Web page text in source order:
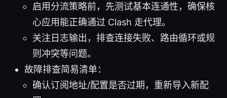
启用分流策略前，先测试基本连通性，确保核
心应用能正确通过 Clash 走代理。
关注日志输出，排查连接失败、路由循环或规
则冲突等问题。
故障排查简易清单：
确认订阅地址/配置是否过期，重新导入新配